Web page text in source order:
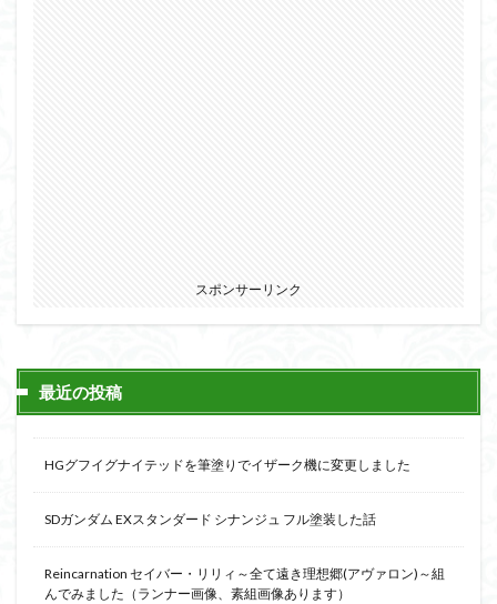
スポンサーリンク
最近の投稿
HGグフイグナイテッドを筆塗りでイザーク機に変更しました
SDガンダム EXスタンダード シナンジュ フル塗装した話
Reincarnation セイバー・リリィ～全て遠き理想郷(アヴァロン)～組
んでみました（ランナー画像、素組画像あります）